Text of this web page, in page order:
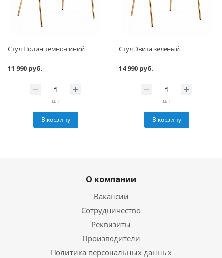
Стул Полин темно-синий
11 990 руб.
шт
В корзину
Стул Эвита зеленый
14 990 руб.
шт
В корзину
О компании
Вакансии
Сотрудничество
Реквизиты
Производители
Политика персональных данных